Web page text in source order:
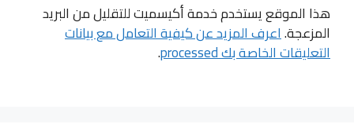
هذا الموقع يستخدم خدمة أكيسميت للتقليل من البريد
المزعجة.اعرف المزيد عن كيفية التعامل مع بيانات
التعليقات الخاصة بك processed .